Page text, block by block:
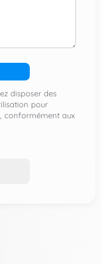
disposer des
pour
conformément aux